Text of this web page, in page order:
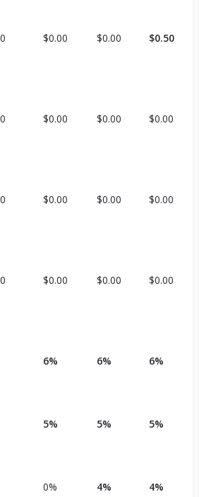
$0.00 $0.00 $0.50
$0.00 $0.00 $0.00
$0.00 $0.00 $0.00
$0.00 $0.00 $0.00
6% 6% 6%
5% 5% 5%
0% 4% 4%